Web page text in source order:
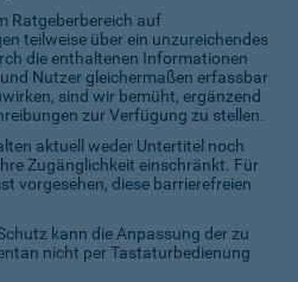
Ratgeberbereich auf
teilweise über ein unzureichendes
die enthaltenen Informationen
Nutzer gleichermaßen erfassbar
sind wir bemüht, ergänzend
zur Verfügung zu stellen.
aktuell weder Untertitel noch
Zugänglichkeit einschränkt. Für
vorgesehen, diese barrierefreien
kann die Anpassung der zu
nicht per Tastaturbedienung